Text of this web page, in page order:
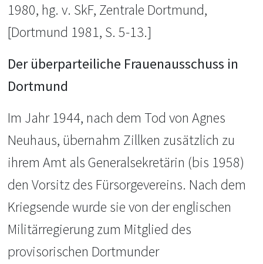
1980, hg. v. SkF, Zentrale Dortmund,
[Dortmund 1981, S. 5-13.]
Der überparteiliche Frauenausschuss in
Dortmund
Im Jahr 1944, nach dem Tod von Agnes
Neuhaus, übernahm Zillken zusätzlich zu
ihrem Amt als Generalsekretärin (bis 1958)
den Vorsitz des Fürsorgevereins. Nach dem
Kriegsende wurde sie von der englischen
Militärregierung zum Mitglied des
provisorischen Dortmunder